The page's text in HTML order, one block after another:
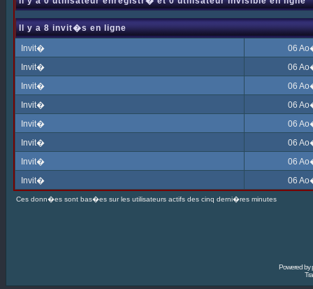
Il y a 8 invit�s en ligne
Invit�
06
Invit�
06
Invit�
06
Invit�
06
Invit�
06
Invit�
06
Invit�
06
Invit�
06
Ces donn�es sont bas�es sur les utilisateurs actifs des cinq derni�res minutes
Powered by